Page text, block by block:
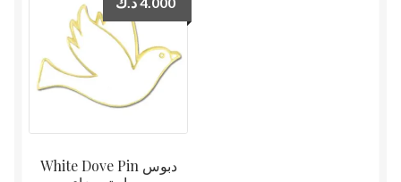
White Dove Pin دبوس